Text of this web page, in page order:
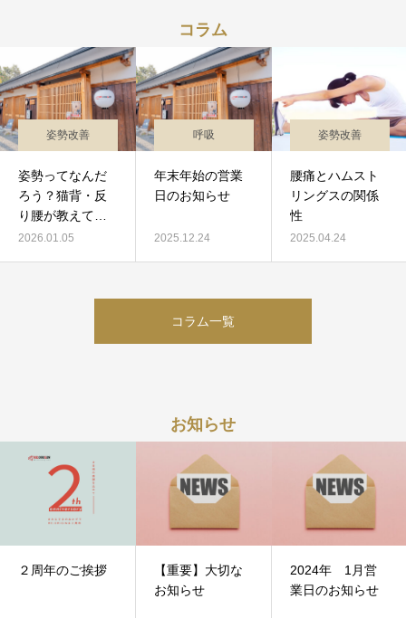
コラム
姿勢改善
姿勢ってなんだ
ろう？猫背・反
り腰が教えてく
れること
2026.01.05
呼吸
年末年始の営業
日のお知らせ
2025.12.24
姿勢改善
腰痛とハムスト
リングスの関係
性
2025.04.24
コラム一覧
お知らせ
２周年のご挨拶
【重要】大切な
お知らせ
2024年 1月営
業日のお知らせ